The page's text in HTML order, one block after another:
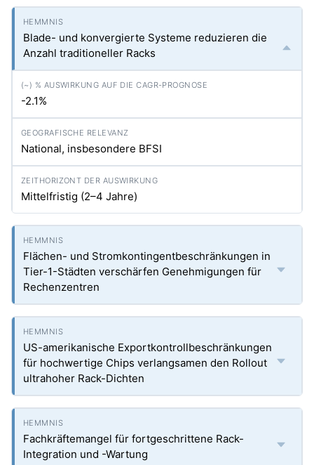
Blade- und konvergierte Systeme reduzieren die
Anzahl traditioneller Racks
-2.1%
National, insbesondere BFSI
Mittelfristig (2–4 Jahre)
Flächen- und Stromkontingentbeschränkungen in
Tier-1-Städten verschärfen Genehmigungen für
Rechenzentren
US-amerikanische Exportkontrollbeschränkungen
für hochwertige Chips verlangsamen den Rollout
ultrahoher Rack-Dichten
Fachkräftemangel für fortgeschrittene Rack-
Integration und -Wartung